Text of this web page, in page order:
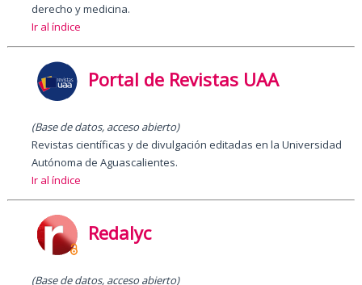
derecho y medicina.
Ir al índice
Portal de Revistas UAA
(Base de datos, acceso abierto)
Revistas científicas y de divulgación editadas en la Universidad
Autónoma de Aguascalientes.
Ir al índice
Redalyc
(Base de datos, acceso abierto)